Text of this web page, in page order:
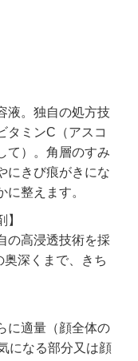
液。独自の処方技
タミンC（アスコ
て）。角層のすみ
にきび痕がきにな
整えます。
の高浸透技術を採
深くまで、きち
に適量（顔全体の
になる部分又は顔